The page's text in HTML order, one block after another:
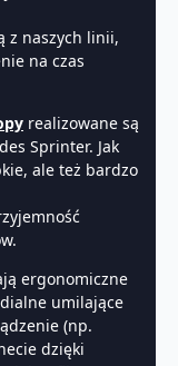
z naszych linii,
na czas
realizowane są
Sprinter. Jak
ale też bardzo
ergonomiczne
umilające
(np.
dzięki